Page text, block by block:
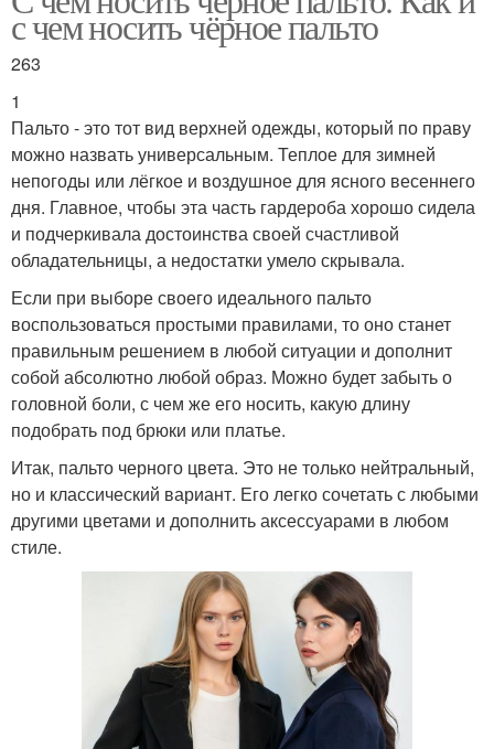
с чем носить чёрное пальто
263
1
Пальто - это тот вид верхней одежды, который по праву
можно назвать универсальным. Теплое для зимней
непогоды или лёгкое и воздушное для ясного весеннего
дня. Главное, чтобы эта часть гардероба хорошо сидела
и подчеркивала достоинства своей счастливой
обладательницы, а недостатки умело скрывала.
Если при выборе своего идеального пальто
воспользоваться простыми правилами, то оно станет
правильным решением в любой ситуации и дополнит
собой абсолютно любой образ. Можно будет забыть о
головной боли, с чем же его носить, какую длину
подобрать под брюки или платье.
Итак, пальто черного цвета. Это не только нейтральный,
но и классический вариант. Его легко сочетать с любыми
другими цветами и дополнить аксессуарами в любом
стиле.